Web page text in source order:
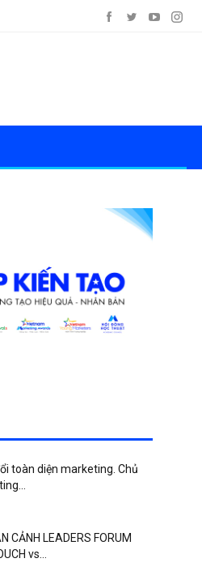
toàn diện marketing. Chủ
CẢNH LEADERS FORUM
vs…